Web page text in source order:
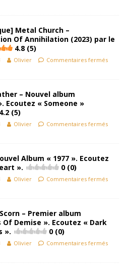
Metal Church –
Of Annihilation (2023) par le
4.8 (5)
Olivier Commentaires fermés
– Nouvel album
Ecoutez « Someone »
4.2 (5)
Olivier Commentaires fermés
Album « 1977 ». Ecoutez
».
0 (0)
Olivier Commentaires fermés
– Premier album
Of Demise ». Ecoutez « Dark
».
0 (0)
Olivier Commentaires fermés